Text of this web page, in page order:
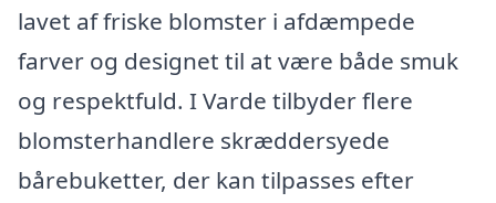
lavet af friske blomster i afdæmpede
farver og designet til at være både smuk
og respektfuld. I Varde tilbyder flere
blomsterhandlere skræddersyede
bårebuketter, der kan tilpasses efter